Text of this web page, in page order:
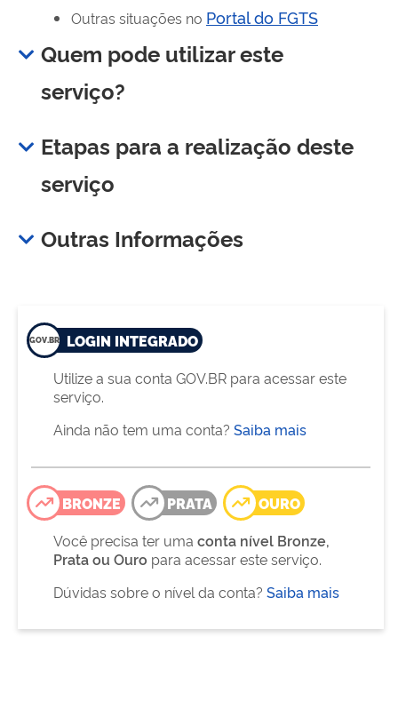
Outras situações no Portal do FGTS
Quem pode utilizar este
serviço?
Etapas para a realização deste
serviço
Outras Informações
LOGIN INTEGRADO
Utilize a sua conta GOV.BR para acessar este
serviço.
Ainda não tem uma conta? Saiba mais
BRONZE PRATA
OURO
Você precisa ter uma conta nível Bronze,
Prata ou Ouro para acessar este serviço.
Dúvidas sobre o nível da conta? Saiba mais